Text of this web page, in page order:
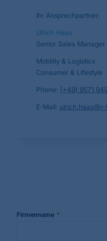
Ihr Ansprechpartner:
Ulrich Haas
Senior Sales Manager
Mobility & Logistics
Consumer & Lifestyle
Phone: (+49) 9571
E-Mail:
Firmenname *